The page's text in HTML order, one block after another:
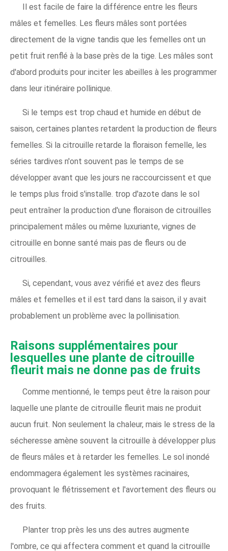
Il est facile de faire la différence entre les fleurs
mâles et femelles. Les fleurs mâles sont portées
directement de la vigne tandis que les femelles ont un
petit fruit renflé à la base près de la tige. Les mâles sont
d'abord produits pour inciter les abeilles à les programmer
dans leur itinéraire pollinique.
Si le temps est trop chaud et humide en début de
saison, certaines plantes retardent la production de fleurs
femelles. Si la citrouille retarde la floraison femelle, les
séries tardives n'ont souvent pas le temps de se
développer avant que les jours ne raccourcissent et que
le temps plus froid s'installe. trop d'azote dans le sol
peut entraîner la production d'une floraison de citrouilles
principalement mâles ou même luxuriante, vignes de
citrouille en bonne santé mais pas de fleurs ou de
citrouilles.
Si, cependant, vous avez vérifié et avez des fleurs
mâles et femelles et il est tard dans la saison, il y avait
probablement un problème avec la pollinisation.
Raisons supplémentaires pour
lesquelles une plante de citrouille
fleurit mais ne donne pas de fruits
Comme mentionné, le temps peut être la raison pour
laquelle une plante de citrouille fleurit mais ne produit
aucun fruit. Non seulement la chaleur, mais le stress de la
sécheresse amène souvent la citrouille à développer plus
de fleurs mâles et à retarder les femelles. Le sol inondé
endommagera également les systèmes racinaires,
provoquant le flétrissement et l'avortement des fleurs ou
des fruits.
Planter trop près les uns des autres augmente
l'ombre, ce qui affectera comment et quand la citrouille